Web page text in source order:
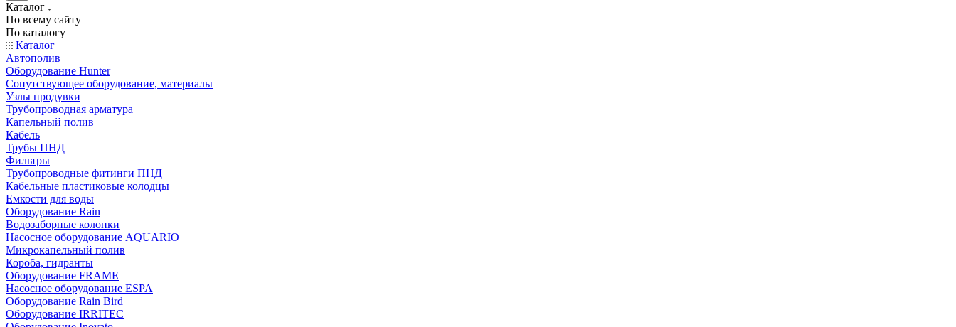
Каталог
По всему сайту
По каталогу
Каталог
Автополив
Оборудование Hunter
Сопутствующее оборудование, материалы
Узлы продувки
Трубопроводная арматура
Капельный полив
Кабель
Трубы ПНД
Фильтры
Трубопроводные фитинги ПНД
Кабельные пластиковые колодцы
Емкости для воды
Оборудование Rain
Водозаборные колонки
Насосное оборудование AQUARIO
Микрокапельный полив
Короба, гидранты
Оборудование FRAME
Насосное оборудование ESPA
Оборудование Rain Bird
Оборудование IRRITEC